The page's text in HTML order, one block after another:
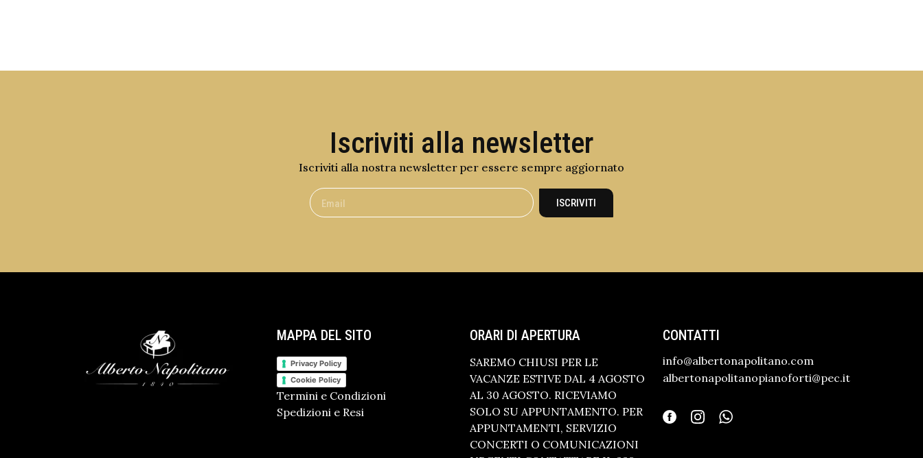
Iscriviti alla newsletter
Iscriviti alla nostra newsletter per essere sempre aggiornato
ISCRIVITI
MAPPA DEL SITO
Privacy Policy
Cookie Policy
Termini e Condizioni
Spedizioni e Resi
ORARI DI APERTURA
SAREMO CHIUSI PER LE
VACANZE ESTIVE DAL 4 AGOSTO
AL 30 AGOSTO. RICEVIAMO
SOLO SU APPUNTAMENTO. PER
APPUNTAMENTI, SERVIZIO
CONCERTI O COMUNICAZIONI
CONTATTI
info@albertonapolitano.com
albertonapolitanopianoforti@pec.it